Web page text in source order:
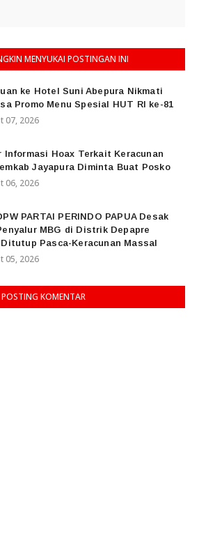
MENYUKAI POSTINGAN INI
ke Hotel Suni Abepura Nikmati
Promo Menu Spesial HUT RI ke-81
07, 2026
Informasi Hoax Terkait Keracunan
Jayapura Diminta Buat Posko
06, 2026
PARTAI PERINDO PAPUA Desak
MBG di Distrik Depapre
Pasca-Keracunan Massal
05, 2026
POSTING KOMENTAR